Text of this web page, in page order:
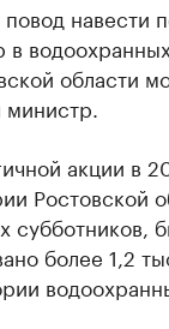
навести
в
области
акции в
Ростовской
субботников,
более 1,2